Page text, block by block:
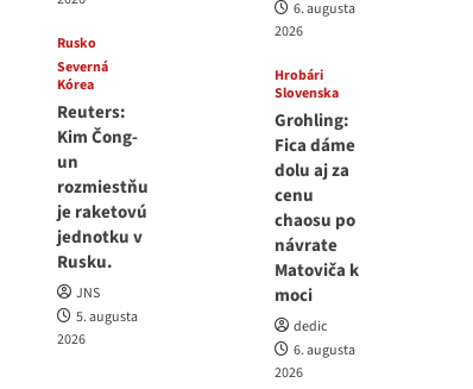
Rusko
Severná
Kórea
Reuters:
Kim Čong-
un
rozmiestňu
je raketovú
jednotku v
Rusku.
JNS
5. augusta
2026
6. augusta
2026
Hrobári
Slovenska
Grohling:
Fica dáme
dolu aj za
cenu
chaosu po
návrate
Matoviča k
moci
dedic
6. augusta
2026